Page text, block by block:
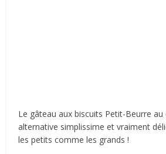
Le gâteau aux biscuits Petit-Beurre
alternative simplissime et vraiment
les petits comme les grands !